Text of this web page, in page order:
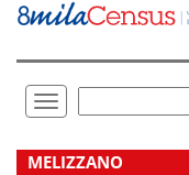
Vai
direttamente
Toggle
navigation
.
MELIZZANO